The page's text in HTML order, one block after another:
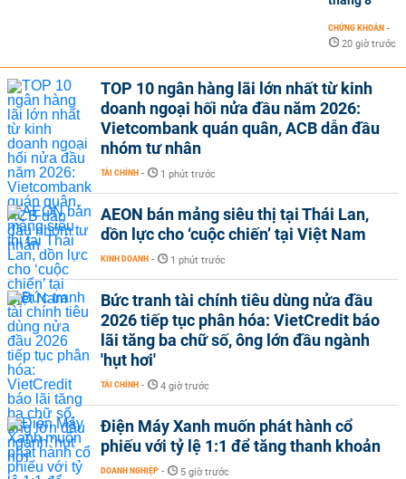
CHỨNG KHOÁN -
20 giờ trước
TOP 10 ngân hàng lãi lớn nhất từ kinh
doanh ngoại hối nửa đầu năm 2026:
Vietcombank quán quân, ACB dẫn đầu
nhóm tư nhân
TÀI CHÍNH - 1 phút trước
AEON bán mảng siêu thị tại Thái Lan,
dồn lực cho ‘cuộc chiến’ tại Việt Nam
KINH DOANH - 1 phút trước
Bức tranh tài chính tiêu dùng nửa đầu
2026 tiếp tục phân hóa: VietCredit báo
lãi tăng ba chữ số, ông lớn đầu ngành
'hụt hơi'
TÀI CHÍNH - 4 giờ trước
Điện Máy Xanh muốn phát hành cổ
phiếu với tỷ lệ 1:1 để tăng thanh khoản
DOANH NGHIỆP - 5 giờ trước